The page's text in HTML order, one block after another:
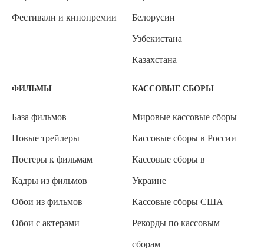
Фестивали и кинопремии Белорусии
Узбекистана
Казахстана
ФИЛЬМЫ
База фильмов
Новые трейлеры
Постеры к фильмам
Кадры из фильмов
Обои из фильмов
Обои с актерами
КАССОВЫЕ СБОРЫ
Мировые кассовые сборы
Кассовые сборы в России
Кассовые сборы в
Украине
Кассовые сборы США
Рекорды по кассовым
сборам